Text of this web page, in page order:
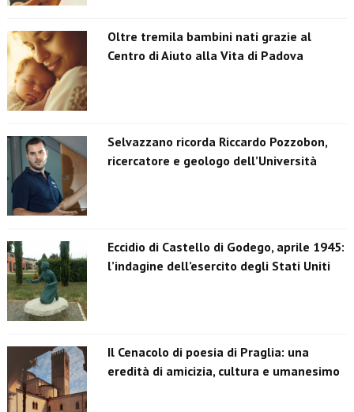
Oltre tremila bambini nati grazie al
Centro di Aiuto alla Vita di Padova
Selvazzano ricorda Riccardo Pozzobon,
ricercatore e geologo dell’Università
Eccidio di Castello di Godego, aprile 1945:
l’indagine dell’esercito degli Stati Uniti
Il Cenacolo di poesia di Praglia: una
eredità di amicizia, cultura e umanesimo